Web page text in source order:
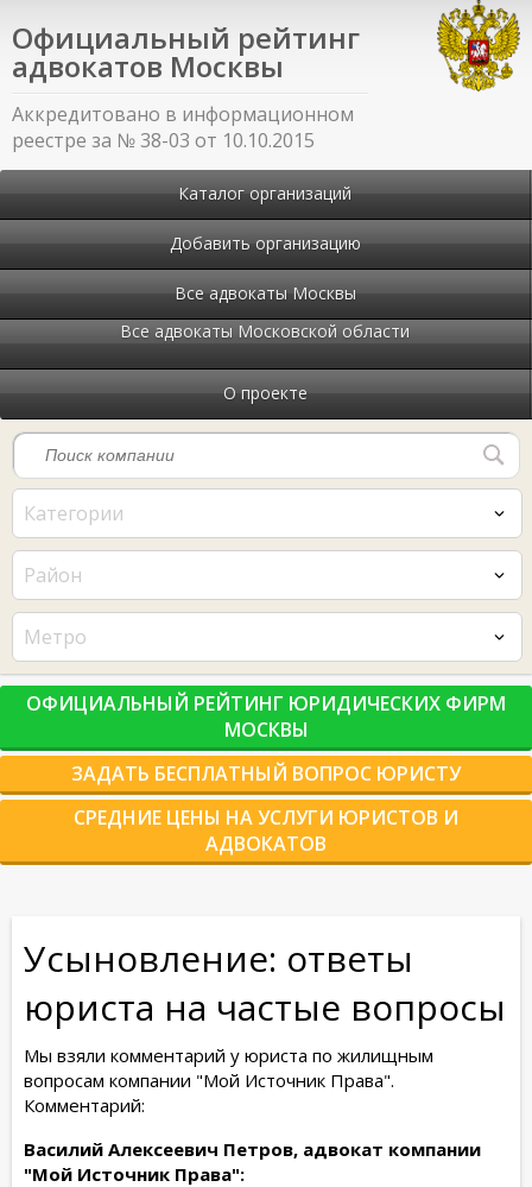
Официальный рейтинг
адвокатов Москвы
Аккредитовано в информационном
реестре за № 38-03 от 10.10.2015
Каталог организаций
Добавить организацию
Все адвокаты Москвы
Все адвокаты Московской области
О проекте
Категории
Район
Метро
ОФИЦИАЛЬНЫЙ РЕЙТИНГ ЮРИДИЧЕСКИХ ФИРМ
МОСКВЫ
ЗАДАТЬ БЕСПЛАТНЫЙ ВОПРОС ЮРИСТУ
СРЕДНИЕ ЦЕНЫ НА УСЛУГИ ЮРИСТОВ И
АДВОКАТОВ
Усыновление: ответы
юриста на частые вопросы
Мы взяли комментарий у юриста по жилищным
вопросам компании "Мой Источник Права".
Комментарий:
Василий Алексеевич Петров, адвокат компании
"Мой Источник Права":